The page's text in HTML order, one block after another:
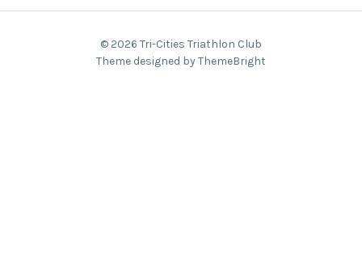
© 2026 Tri-Cities Triathlon Club
Theme designed by ThemeBright